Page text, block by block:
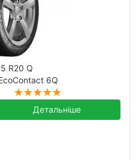
R20 Q
6Q
Детальніше